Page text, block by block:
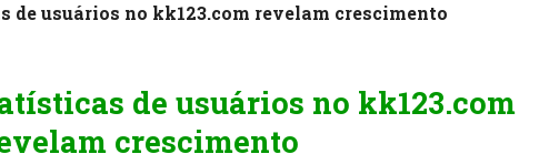
de usuários no kk123.com revelam crescimento
de usuários no kk123.com
crescimento